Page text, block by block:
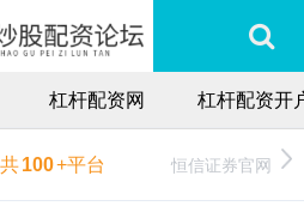
杠杆配资网 杠杆配资开
共100+平台 恒信证券官网